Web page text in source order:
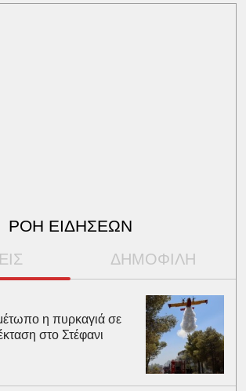
ΡΟΗ ΕΙΔΗΣΕΩΝ
ΔΗΜΟΦΙΛΗ
η πυρκαγιά σε
στο Στέφανι